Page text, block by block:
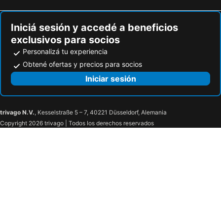
Iniciá sesión y accedé a beneficios
exclusivos para socios
Personalizá tu experiencia
Obtené ofertas y precios para socios
Iniciar sesión
trivago N.V., Kesselstraße 5 – 7, 40221 Düsseldorf, Alemania
Copyright 2026 trivago | Todos los derechos reservados